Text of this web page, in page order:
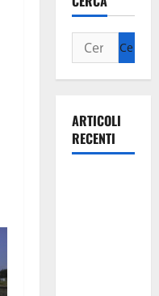
ARTICOLI
RECENTI